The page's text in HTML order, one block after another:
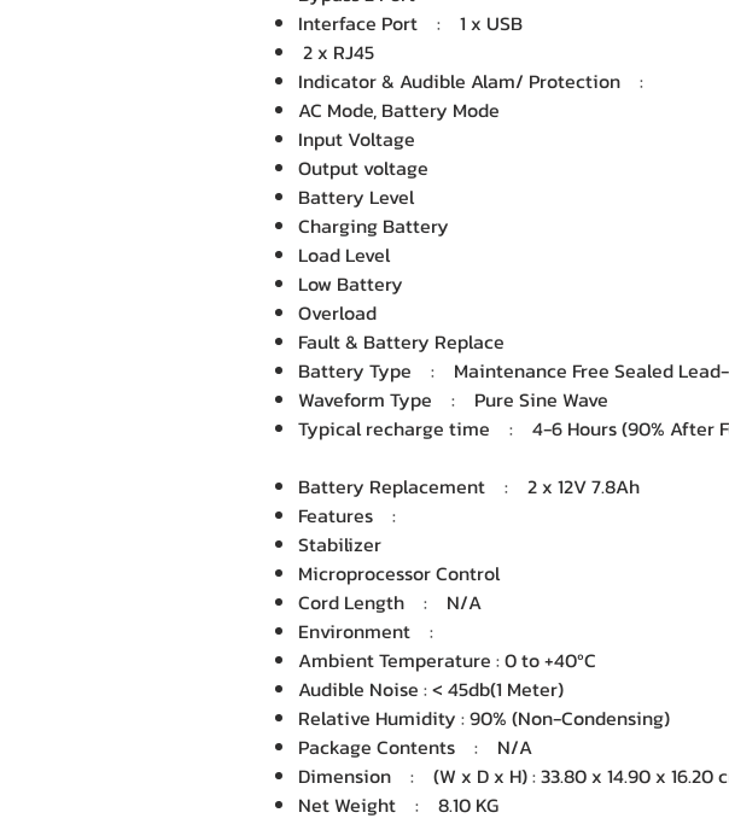
Interface Port : 1 x USB
2 x RJ45
Indicator & Audible Alam/ Protection :
AC Mode, Battery Mode
Input Voltage
Output voltage
Battery Level
Charging Battery
Load Level
Low Battery
Overload
Fault & Battery Replace
Battery Type : Maintenance Free Sealed
Waveform Type : Pure Sine Wave
Typical recharge time : 4-6 Hours (90% After
Battery Replacement : 2 x 12V 7.8Ah
Features :
Stabilizer
Microprocessor Control
Cord Length : N/A
Environment :
Ambient Temperature : 0 to +40ºC
Audible Noise : < 45db(1 Meter)
Relative Humidity : 90% (Non-Condensing)
Package Contents : N/A
Dimension : (W x D x H) : 33.80 x 14.90 x 16.20
Net Weight : 8.10 KG